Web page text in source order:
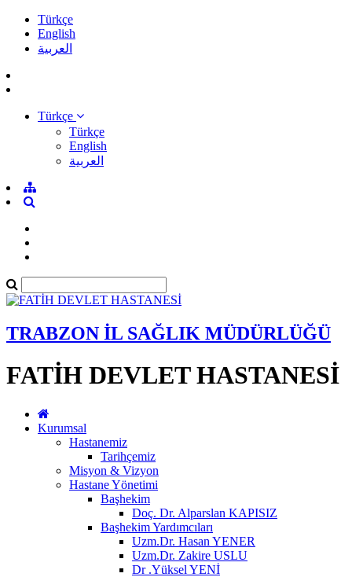
Türkçe
English
العربية
Türkçe
Türkçe
English
العربية
TRABZON İL SAĞLIK MÜDÜRLÜĞÜ
FATİH DEVLET HASTANESİ
Kurumsal
Hastanemiz
Tarihçemiz
Misyon & Vizyon
Hastane Yönetimi
Başhekim
Doç. Dr. Alparslan KAPISIZ
Başhekim Yardımcıları
Uzm.Dr. Hasan YENER
Uzm.Dr. Zakire USLU
Dr .Yüksel YENİ